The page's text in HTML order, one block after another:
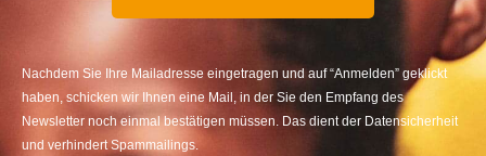
Nachdem Sie Ihre Mailadresse eingetragen und auf “Anmelden” geklickt
haben, schicken wir Ihnen eine Mail, in der Sie den Empfang des
Newsletter noch einmal bestätigen müssen. Das dient der Datensicherheit
und verhindert Spammailings.